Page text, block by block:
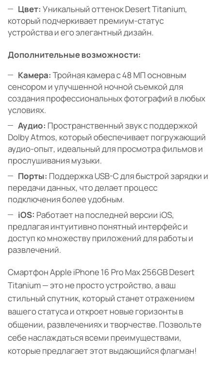
Цвет: Уникальный оттенок Desert Titanium,
который подчеркивает премиум-статус
устройства и его элегантный дизайн.
Дополнительные возможности:
Камера: Тройная камера с 48 МП основным
сенсором и улучшенной ночной съемкой для
создания профессиональных фотографий в любых
условиях.
Аудио: Пространственный звук с поддержкой
Dolby Atmos, который обеспечивает погружающий
аудио-опыт, идеальный для просмотра фильмов и
прослушивания музыки.
Порты: Поддержка USB-C для быстрой зарядки и
передачи данных, что делает процесс
подключения более удобным.
iOS: Работает на последней версии iOS,
предлагая интуитивно понятный интерфейс и
доступ ко множеству приложений для работы и
развлечений.
Смартфон Apple iPhone 16 Pro Max 256GB Desert
Titanium — это не просто устройство, а ваш
стильный спутник, который станет отражением
вашего статуса и откроет новые горизонты в
общении, развлечениях и творчестве. Позвольте
себе наслаждаться всеми преимуществами,
которые предлагает этот выдающийся флагман!